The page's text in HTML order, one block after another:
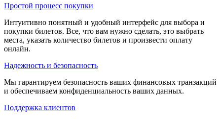
Простой процесс покупки
Интуитивно понятный и удобный интерфейс для выбора и
покупки билетов. Все, что вам нужно сделать, это выбрать
места, указать количество билетов и произвести оплату
онлайн.
Надежность и безопасность
Мы гарантируем безопасность ваших финансовых транзакций
и обеспечиваем конфиденциальность ваших данных.
Поддержка клиентов